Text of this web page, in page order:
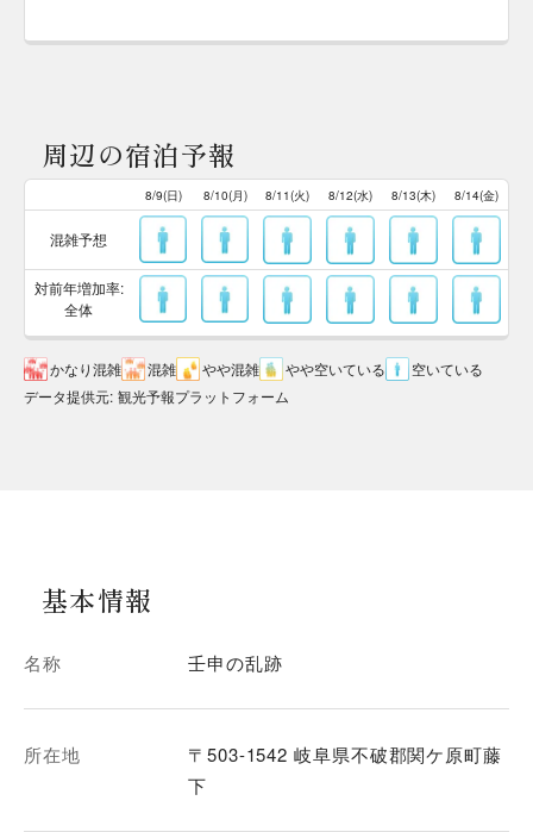
周辺の宿泊予報
8/9(日) 8/10(月) 8/11(火) 8/12(水) 8/13(木) 8/14(金)
混雑予想
対前年増加率:
全体
かなり混雑 混雑 やや混雑 やや空いている
空いている
データ提供元: 観光予報プラットフォーム
基本情報
名称 壬申の乱跡
所在地
〒503-1542 岐阜県不破郡関ケ原町藤
下